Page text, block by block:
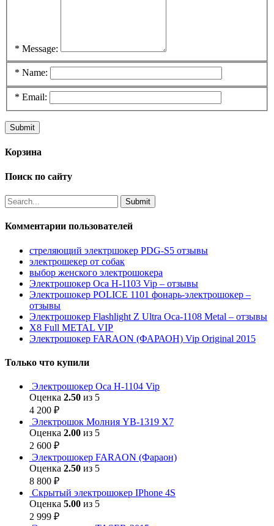
* Message:
* Name:
* Email:
Корзина
Поиск по сайту
Комментарии пользователей
стреляющий электршокер PDG-S5 отзывы
электрошекер от собак
выбор женского электрошокера
Электрошокер Оса H-1103 Vip – отзывы
Электрошокер POLICE 1101 фонарь-электрошокер –
отзывы
Электрошокер Flashlight Z Ultra Оса-1108 Metal – отзывы
Х8 Full METAL VIP
Электрошокер FARAON (ФАРАОН) Vip Original 2015
Только что купили
Электрошокер Оса H-1104 Vip
Оценка 2.50 из 5
4 200 ₽
Электрошок Молния YB-1319 Х7
Оценка 2.00 из 5
2 600 ₽
Электрошокер FARAON (Фараон)
Оценка 2.50 из 5
8 800 ₽
Скрытый электрошокер IPhone 4S
Оценка 5.00 из 5
2 999 ₽